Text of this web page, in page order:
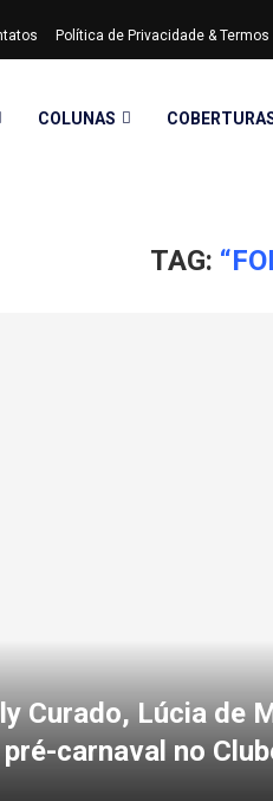
Política de Privacidade & Termos
COLUNAS
TAG:
Curado, Lúcia de
carnaval no